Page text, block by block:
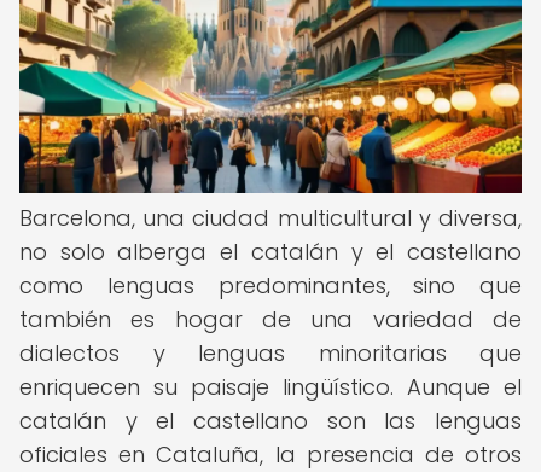
Barcelona, una ciudad multicultural y diversa,
no solo alberga el catalán y el castellano
como lenguas predominantes, sino que
también es hogar de una variedad de
dialectos y lenguas minoritarias que
enriquecen su paisaje lingüístico. Aunque el
catalán y el castellano son las lenguas
oficiales en Cataluña, la presencia de otros